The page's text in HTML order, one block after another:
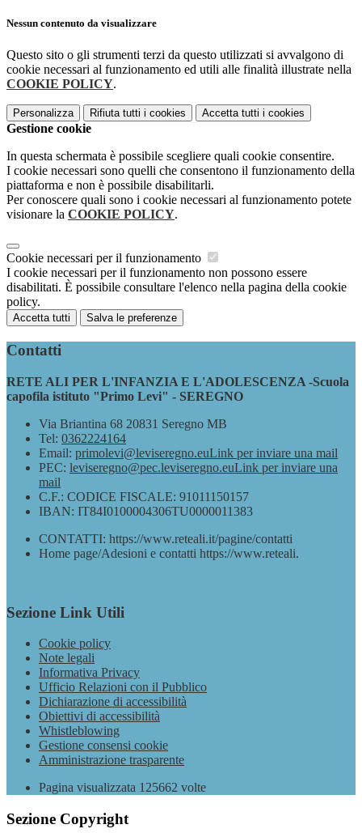
Nessun contenuto da visualizzare
Questo sito o gli strumenti terzi da questo utilizzati si avvalgono di
cookie necessari al funzionamento ed utili alle finalità illustrate nella
COOKIE POLICY.
Personalizza Rifiuta tutti i cookies Accetta tutti i cookies
Gestione cookie
In questa schermata è possibile scegliere quali cookie consentire.
I cookie necessari sono quelli che consentono il funzionamento della
piattaforma e non è possibile disabilitarli.
Per conoscere quali sono i cookie necessari al funzionamento potete
visionare la COOKIE POLICY.
Cookie necessari per il funzionamento
I cookie necessari per il funzionamento non possono essere
disabilitati. È possibile consultare l'elenco nella pagina della cookie
policy.
Accetta tutti Salva le preferenze
Contatti
RETE ALI PER L'INFANZIA E L'ADOLESCENZA -Scuola
capofila istituto "Primo Levi" - SEREGNO
Via Briantina 68 20831 Seregno MB
Tel: 0362224164
Email: primolevi@leviseregno.euLink per inviare una mail
PEC: leviseregno@pec.leviseregno.euLink per inviare una
mail
C.F.: CODICE FISCALE: 91011150157
IBAN: IT84I0100004306TU0000011383
CONTATTI: https://www.reteali.it/pagine/contatti
Home page/Adesioni e contatti https://www.reteali.
Sezione Link Utili
Cookie policy
Note legali
Informativa Privacy
Ufficio Relazioni con il Pubblico
Dichiarazione di accessibilità
Obiettivi di accessibilità
Whistleblowing
Gestione consensi cookie
Amministrazione trasparente
Pagina visualizzata 125662 volte
Sezione Copyright